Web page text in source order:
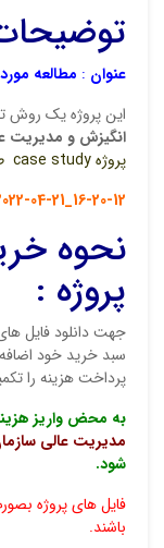
عنوان : مطالعه
این پروژه یک روش
انگیزش و مدیریت
پروژه case study طبق فایل زیر صورت گرفته است :
04-21_16-20-12
نحوه
پروژه :
جهت دانلود فایل
سبد خرید خود
پرداخت هزینه را
به محض واریز
مدیریت عالی
شود.
باشند.